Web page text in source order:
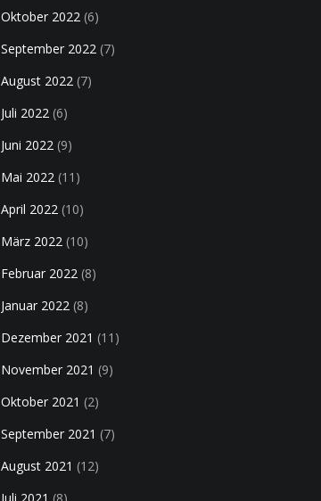
Oktober 2022(6)
September 2022(7)
August 2022(7)
Juli 2022(6)
Juni 2022(9)
Mai 2022(11)
April 2022(10)
März 2022(10)
Februar 2022(8)
Januar 2022(8)
Dezember 2021 (11)
November 2021 (9)
Oktober 2021 (2)
September 2021 (7)
August 2021 (12)